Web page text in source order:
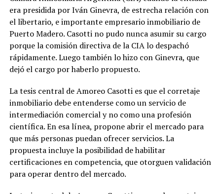
era presidida por Iván Ginevra, de estrecha relación con
el libertario, e importante empresario inmobiliario de
Puerto Madero. Casotti no pudo nunca asumir su cargo
porque la comisión directiva de la CIA lo despachó
rápidamente. Luego también lo hizo con Ginevra, que
dejó el cargo por haberlo propuesto.
La tesis central de Amoreo Casotti es que el corretaje
inmobiliario debe entenderse como un servicio de
intermediación comercial y no como una profesión
científica. En esa línea, propone abrir el mercado para
que más personas puedan ofrecer servicios. La
propuesta incluye la posibilidad de habilitar
certificaciones en competencia, que otorguen validación
para operar dentro del mercado.